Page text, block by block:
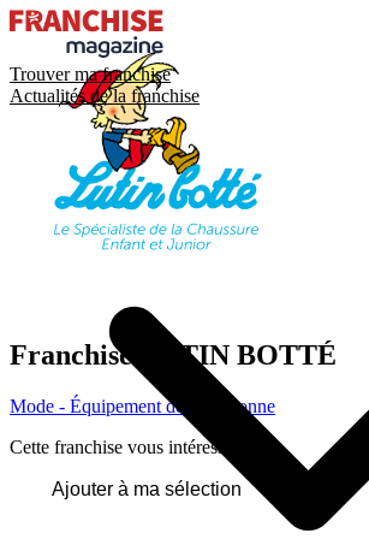
Trouver ma franchise
Actualités de la franchise
Franchise LUTIN BOTTÉ
Mode - Équipement de la personne
Cette franchise vous intéresse ?
Ajouter à ma sélection